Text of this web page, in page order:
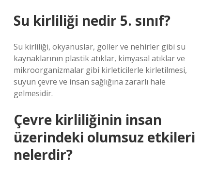
Su kirliliği nedir 5. sınıf?
Su kirliliği, okyanuslar, göller ve nehirler gibi su
kaynaklarının plastik atıklar, kimyasal atıklar ve
mikroorganizmalar gibi kirleticilerle kirletilmesi,
suyun çevre ve insan sağlığına zararlı hale
gelmesidir.
Çevre kirliliğinin insan
üzerindeki olumsuz etkileri
nelerdir?